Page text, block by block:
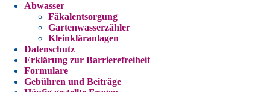
Abwasser
Fäkalentsorgung
Gartenwasserzähler
Kleinkläranlagen
Datenschutz
Erklärung zur Barrierefreiheit
Formulare
Gebühren und Beiträge